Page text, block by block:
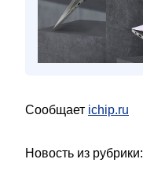
Сообщает ichip.ru
Новость из рубрики: